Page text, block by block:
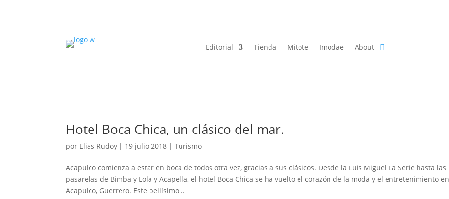
Editorial Tienda Mitote Imodae About
Hotel Boca Chica, un clásico del mar.
por Elias Rudoy | 19 julio 2018 |Turismo
Acapulco comienza a estar en boca de todos otra vez, gracias a sus clásicos. Desde la Luis Miguel La Serie hasta las
pasarelas de Bimba y Lola y Acapella, el hotel Boca Chica se ha vuelto el corazón de la moda y el entretenimiento en
Acapulco, Guerrero. Este bellísimo...